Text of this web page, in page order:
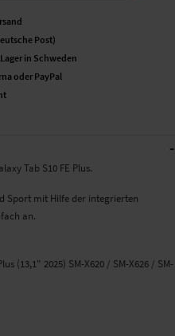
Post)
in Schweden
oder PayPal
-
Tab S10 FE Plus.
Sport mit Hilfe der integrierten
an.
(13,1" 2025) SM-X620 / SM-X626 / SM-